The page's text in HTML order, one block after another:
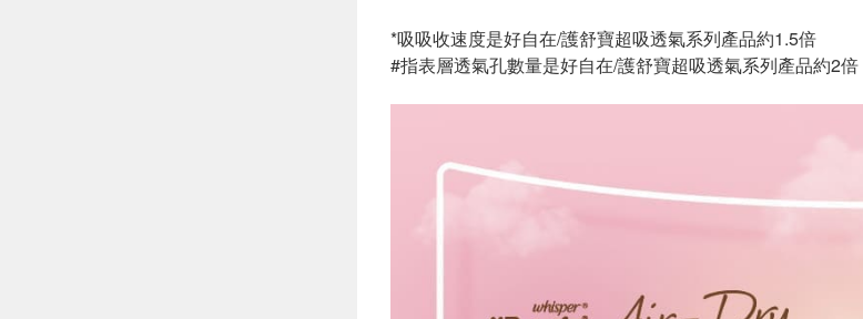
*吸吸收速度是好自在/護舒寶超吸透氣系列產品約1.5倍
#指表層透氣孔數量是好自在/護舒寶超吸透氣系列產品約2倍